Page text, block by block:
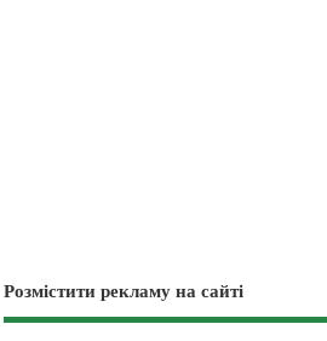
Розмістити рекламу на сайті